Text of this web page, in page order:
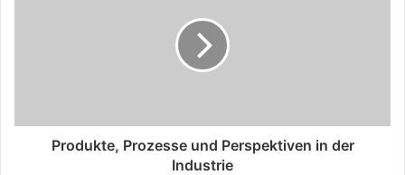
Produkte, Prozesse und Perspektiven in der
Industrie